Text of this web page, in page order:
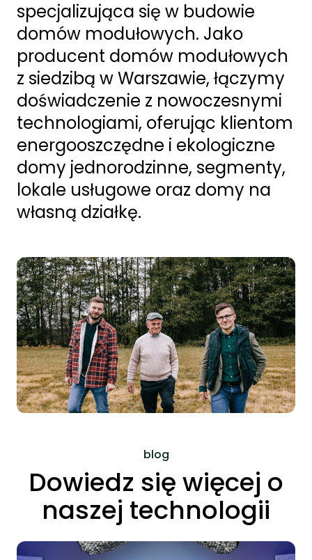
specjalizująca się w budowie
domów modułowych. Jako
producent domów modułowych
z siedzibą w Warszawie, łączymy
doświadczenie z nowoczesnymi
technologiami, oferując klientom
energooszczędne i ekologiczne
domy jednorodzinne, segmenty,
lokale usługowe oraz domy na
własną działkę.
blog
Dowiedz się więcej o
naszej technologii